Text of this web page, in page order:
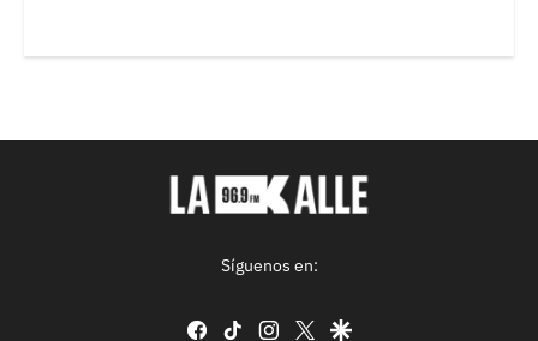
Síguenos en:
facebook
tiktok instagram
twittergoogle